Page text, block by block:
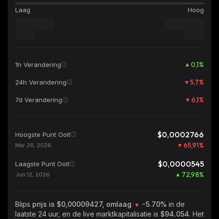
Laag Hoog
1h Verandering 0,1%
24h Verandering 5,7%
7d Verandering 6,1%
Hoogste Punt Ooit $0,0002766
Mar 26, 2026 65,91%
Laagste Punt Ooit $0,0000545
Jun 12, 2026 72,98%
Blips prijs is $0,00009427, omlaag -5.70% in de
laatste 24 uur, en de live marktkapitalisatie is $94.054. Het